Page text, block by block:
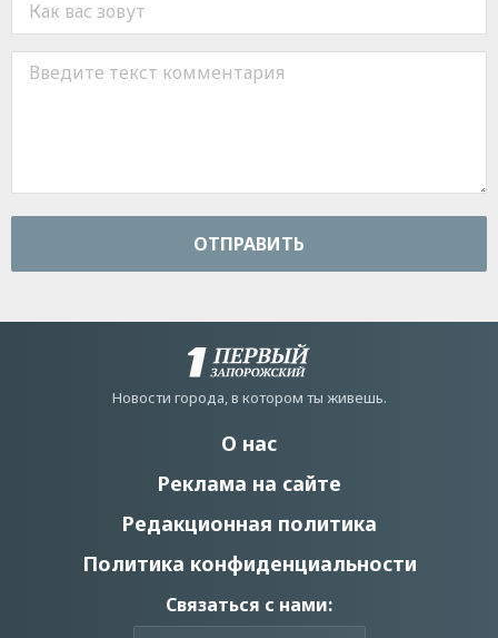
ОТПРАВИТЬ
Новости города, в котором ты живешь.
О нас
Реклама на сайте
Редакционная политика
Политика конфиденциальности
Связаться с нами: